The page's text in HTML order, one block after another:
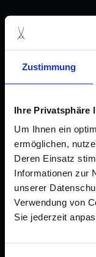
Zustimmung
Ihre Privatsphäre
Um Ihnen ein
ermöglichen,
Deren Einsatz
Informationen zur
unserer
Verwendung von
Sie jederzeit